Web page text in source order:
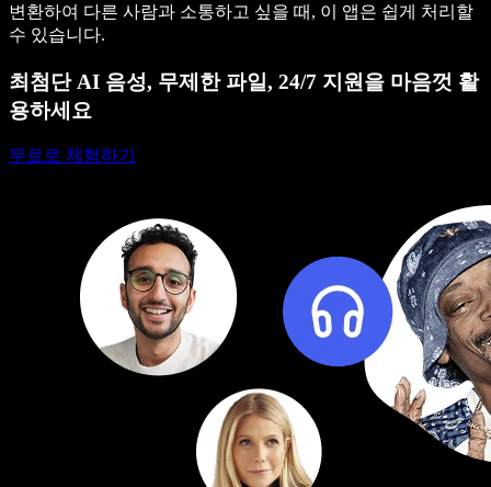
변환하여 다른 사람과 소통하고 싶을 때, 이 앱은 쉽게 처리할
수 있습니다.
최첨단 AI 음성, 무제한 파일, 24/7 지원을 마음껏 활
용하세요
무료로 체험하기